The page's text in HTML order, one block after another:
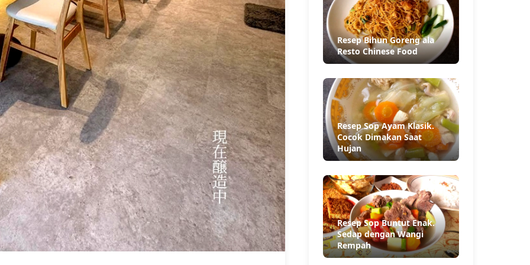
Resep Bihun Goreng ala
Resto Chinese Food
Resep Sop Ayam Klasik.
Cocok Dimakan Saat
Hujan
Resep Sop Buntut Enak.
Sedap dengan Wangi
Rempah